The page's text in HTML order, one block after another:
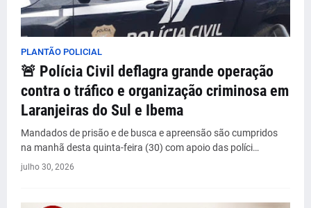
PLANTÃO POLICIAL
🚨 Polícia Civil deflagra grande operação
contra o tráfico e organização criminosa em
Laranjeiras do Sul e Ibema
Mandados de prisão e de busca e apreensão são cumpridos
na manhã desta quinta-feira (30) com apoio das políci…
julho 30, 2026